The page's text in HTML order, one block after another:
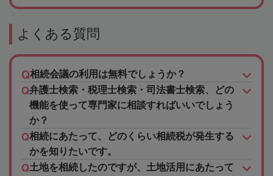
よくある質問
相続会議の利用は無料でしょうか？
弁護士検索・税理士検索・司法書士検索、どの
機能を使って専門家に相談すればいいでしょう
か？
相続にあたって、どのくらい相続税が発生する
かを知りたいです。
土地を相続したのですが、土地活用にあたって